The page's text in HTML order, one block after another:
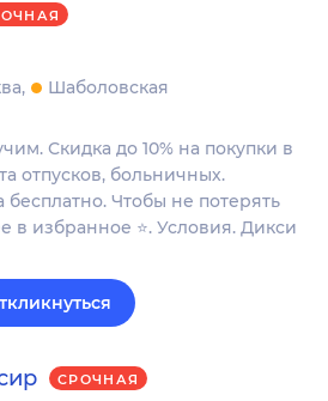
Шаболовская
Скидка до 10% на покупки в
отпусков, больничных.
Чтобы не потерять
в избранное ⭐. Условия. Дикси
СРОЧНАЯ